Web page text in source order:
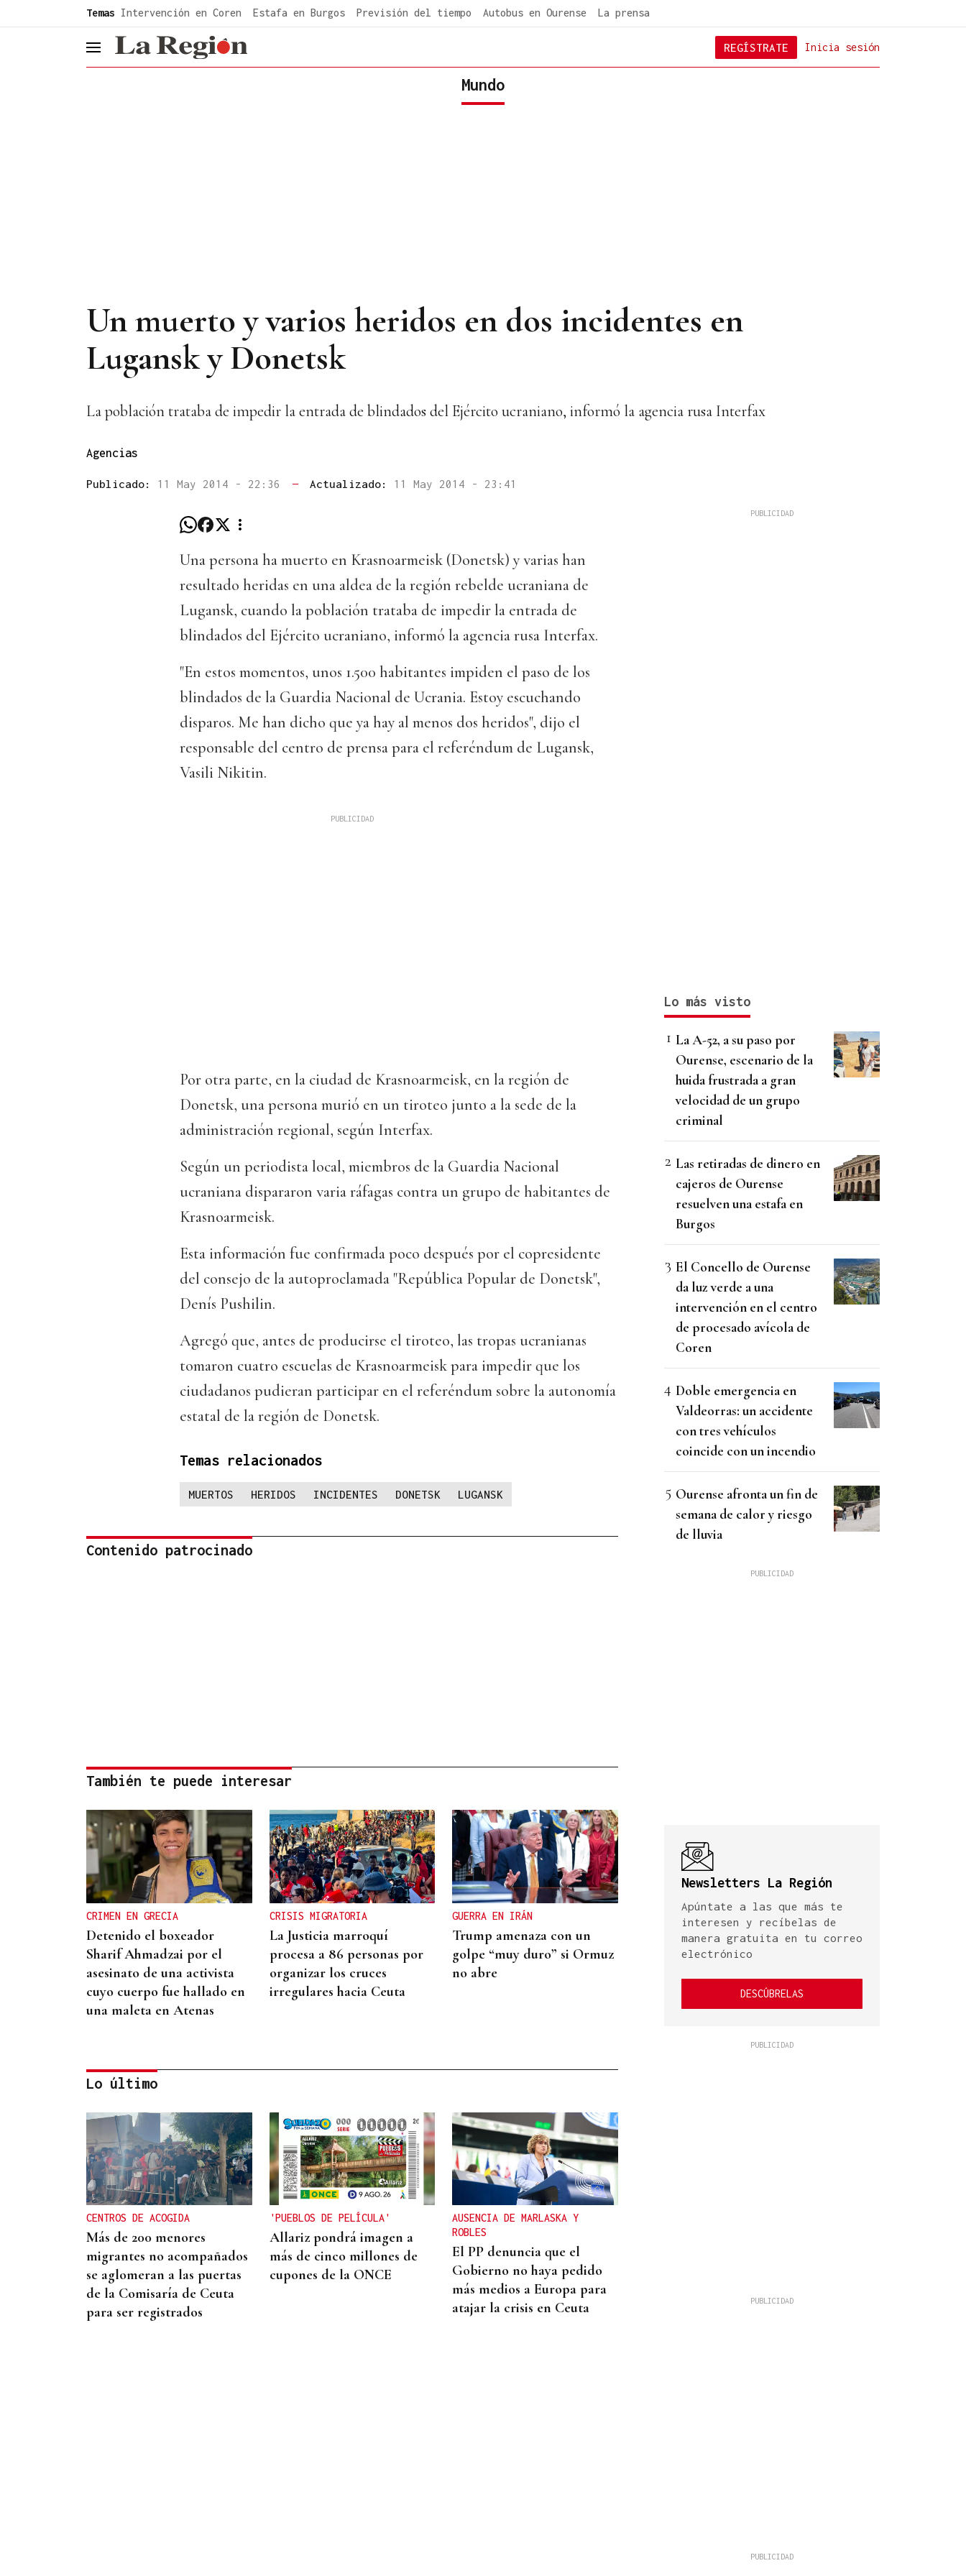
Temas Intervención en Coren Estafa en Burgos Previsión del tiempo Autobus en Ourense La prensa
header.menu.open Inicia sesión
REGÍSTRATE
Mundo
Un muerto y varios heridos en dos incidentes en
Lugansk y Donetsk
La población trataba de impedir la entrada de blindados del Ejército ucraniano, informó la agencia rusa Interfax
Agencias
Publicado: 11 May 2014 - 22:36 — Actualizado: 11 May 2014 - 23:41
Una persona ha muerto en Krasnoarmeisk (Donetsk) y varias han
resultado heridas en una aldea de la región rebelde ucraniana de
Lugansk, cuando la población trataba de impedir la entrada de
blindados del Ejército ucraniano, informó la agencia rusa Interfax.
"En estos momentos, unos 1.500 habitantes impiden el paso de los
blindados de la Guardia Nacional de Ucrania. Estoy escuchando
disparos. Me han dicho que ya hay al menos dos heridos", dijo el
responsable del centro de prensa para el referéndum de Lugansk,
Vasili Nikitin.
Por otra parte, en la ciudad de Krasnoarmeisk, en la región de
Donetsk, una persona murió en un tiroteo junto a la sede de la
administración regional, según Interfax.
Según un periodista local, miembros de la Guardia Nacional
ucraniana dispararon varia ráfagas contra un grupo de habitantes de
Krasnoarmeisk.
Esta información fue confirmada poco después por el copresidente
del consejo de la autoproclamada "República Popular de Donetsk",
Denís Pushilin.
Agregó que, antes de producirse el tiroteo, las tropas ucranianas
tomaron cuatro escuelas de Krasnoarmeisk para impedir que los
ciudadanos pudieran participar en el referéndum sobre la autonomía
estatal de la región de Donetsk.
Temas relacionados
MUERTOS HERIDOS INCIDENTES DONETSK LUGANSK
Contenido patrocinado
También te puede interesar
CRIMEN EN GRECIA
Detenido el boxeador
Sharif Ahmadzai por el
asesinato de una activista
cuyo cuerpo fue hallado en
una maleta en Atenas
CRISIS MIGRATORIA
La Justicia marroquí
procesa a 86 personas por
organizar los cruces
irregulares hacia Ceuta
GUERRA EN IRÁN
Trump amenaza con un
golpe “muy duro” si Ormuz
no abre
REPRESENTANTE DE EEUU EN
BRASILIA
EEUU revoca el visado de la
embajadora de Brasil en el
Washington
Lo último
CENTROS DE ACOGIDA
Más de 200 menores
migrantes no acompañados
se aglomeran a las puertas
de la Comisaría de Ceuta
para ser registrados
'PUEBLOS DE PELÍCULA'
Allariz pondrá imagen a
más de cinco millones de
cupones de la ONCE
AUSENCIA DE MARLASKA Y
ROBLES
El PP denuncia que el
Gobierno no haya pedido
más medios a Europa para
atajar la crisis en Ceuta
Lo más visto
La A-52, a su paso por
Ourense, escenario de la
huida frustrada a gran
velocidad de un grupo
criminal
Las retiradas de dinero en
cajeros de Ourense
resuelven una estafa en
Burgos
El Concello de Ourense
da luz verde a una
intervención en el centro
de procesado avícola de
Coren
Doble emergencia en
Valdeorras: un accidente
con tres vehículos
coincide con un incendio
Ourense afronta un fin de
semana de calor y riesgo
de lluvia
Newsletters La Región
Apúntate a las que más te
interesen y recíbelas de
manera gratuita en tu correo
electrónico
DESCÚBRELAS